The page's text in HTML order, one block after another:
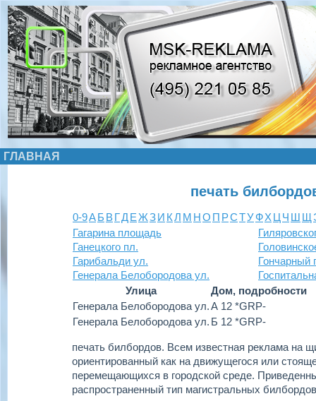
ГЛАВНАЯ
печать
0-9АБ ВГДЕЖЗИ КЛ М НО П РСТУФХ Ц Ч Ш Щ
Гагарина площадь
Ганецкого пл.
Гарибальди ул.
Генерала Белобородова ул.
Гончарный
Улица
Дом, подробности
Генерала Белобородова ул.А 12 *GRP-
Генерала Белобородова ул. Б 12 *GRP-
печать билбордов. Всем известная реклама на
ориентированный как на движущегося или
перемещающихся в городской среде.
распространенный тип магистральных